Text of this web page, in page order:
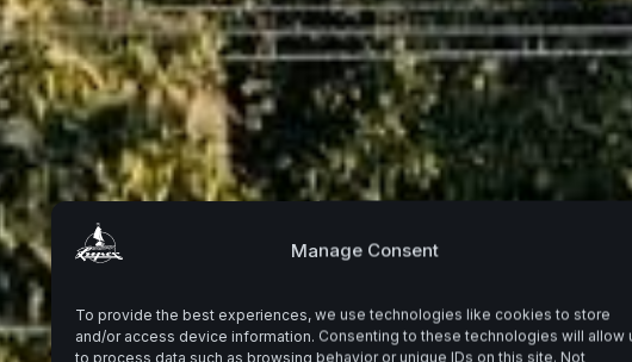
Manage Consent
To provide the best experiences, we use technologies like cookies to store
and/or access device information. Consenting to these technologies will allow
to process data such as browsing behavior or unique IDs on this site. Not